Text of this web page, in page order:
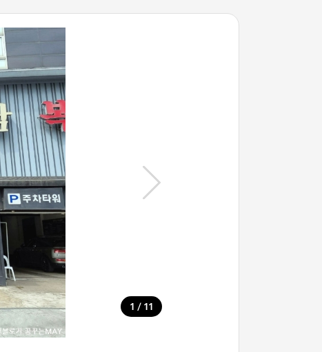
1 / 11